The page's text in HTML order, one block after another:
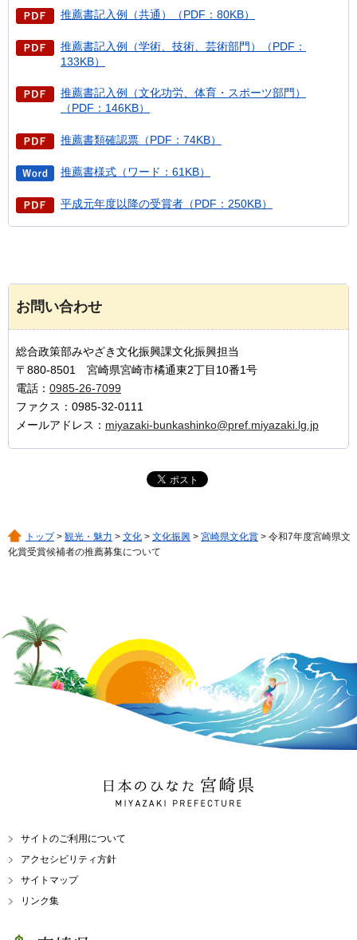
推薦書記入例（共通）（PDF：80KB）
推薦書記入例（学術、技術、芸術部門）（PDF：
133KB）
推薦書記入例（文化功労、体育・スポーツ部門）
（PDF：146KB）
推薦書類確認票（PDF：74KB）
推薦書様式（ワード：61KB）
平成元年度以降の受賞者（PDF：250KB）
お問い合わせ
総合政策部みやざき文化振興課文化振興担当
〒880-8501 宮崎県宮崎市橘通東2丁目10番1号
電話： 0985-26-7099
ファクス：0985-32-0111
メールアドレス： miyazaki-bunkashinko@pref.miyazaki.lg.jp
トップ> 観光・魅力 > 文化 > 文化振興 > 宮崎県文化賞 > 令和7年度宮崎県文
化賞受賞候補者の推薦募集について
日本のひなた 宮崎県
MIYAZAKI PREFECTURE
サイトのご利用について
アクセシビリティ方針
サイトマップ
リンク集